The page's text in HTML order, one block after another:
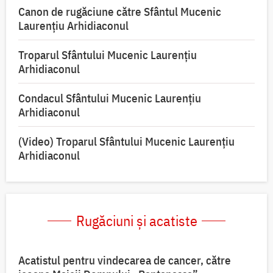
Canon de rugăciune către Sfântul Mucenic
Laurențiu Arhidiaconul
Troparul Sfântului Mucenic Laurențiu
Arhidiaconul
Condacul Sfântului Mucenic Laurențiu
Arhidiaconul
(Video) Troparul Sfântului Mucenic Laurențiu
Arhidiaconul
Rugăciuni și acatiste
Acatistul pentru vindecarea de cancer, către